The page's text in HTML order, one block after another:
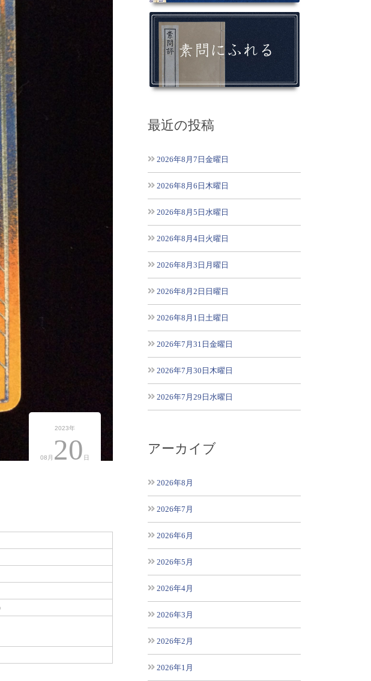
2023年
08月 20 日
最近の投稿
2026年8月7日金曜日
2026年8月6日木曜日
2026年8月5日水曜日
2026年8月4日火曜日
2026年8月3日月曜日
2026年8月2日日曜日
2026年8月1日土曜日
2026年7月31日金曜日
2026年7月30日木曜日
2026年7月29日水曜日
アーカイブ
2026年8月
2026年7月
2026年6月
2026年5月
2026年4月
2026年3月
2026年2月
2026年1月